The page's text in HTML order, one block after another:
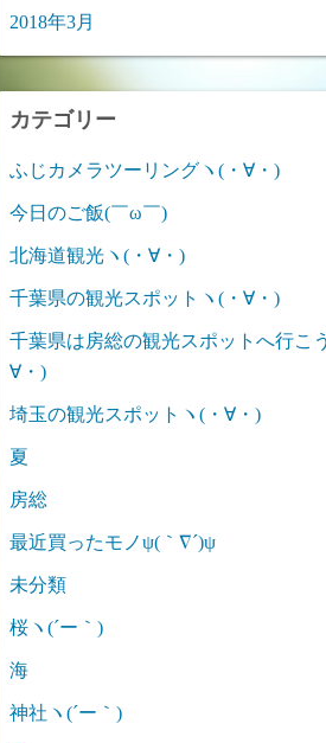
2018年3月
カテゴリー
ふじカメラツーリングヽ(・∀・)
今日のご飯(￣ω￣)
北海道観光ヽ(・∀・)
千葉県の観光スポットヽ(・∀・)
千葉県は房総の観光スポットへ行こ
∀・)
埼玉の観光スポットヽ(・∀・)
夏
房総
最近買ったモノψ(｀∇´)ψ
未分類
桜ヽ(´ー｀)
海
神社ヽ(´ー｀)